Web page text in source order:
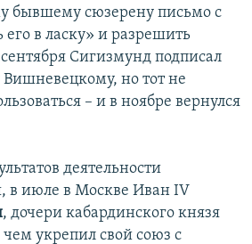
бывшему сюзерену письмо с
его в ласку» и разрешить
Сигизмунд подписал
но тот не
– и в ноябре вернулся
деятельности
в июле в Москве Иван IV
, дочери кабардинского князя
чем укрепил свой союз с